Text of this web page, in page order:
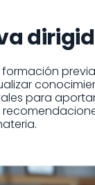
para